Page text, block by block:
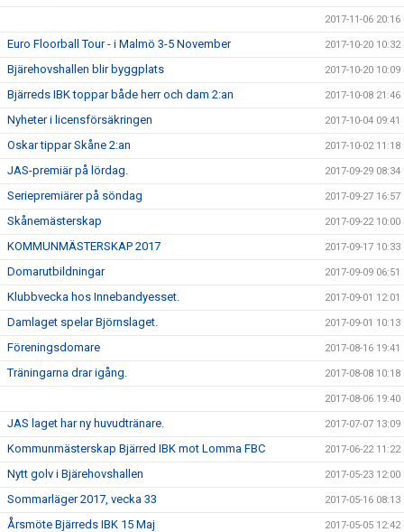
2017-11-06 20:16
Euro Floorball Tour - i Malmö 3-5 November 2017-10-20 10:32
Bjärehovshallen blir byggplats 2017-10-20 10:09
Bjärreds IBK toppar både herr och dam 2:an 2017-10-08 21:46
Nyheter i licensförsäkringen 2017-10-04 09:41
Oskar tippar Skåne 2:an 2017-10-02 11:18
JAS-premiär på lördag. 2017-09-29 08:34
Seriepremiärer på söndag 2017-09-27 16:57
Skånemästerskap 2017-09-22 10:00
KOMMUNMÄSTERSKAP 2017 2017-09-17 10:33
Domarutbildningar 2017-09-09 06:51
Klubbvecka hos Innebandyesset. 2017-09-01 12:01
Damlaget spelar Björnslaget. 2017-09-01 10:13
Föreningsdomare 2017-08-16 19:41
Träningarna drar igång. 2017-08-08 10:18
2017-08-06 19:40
JAS laget har ny huvudtränare. 2017-07-07 13:09
Kommunmästerskap Bjärred IBK mot Lomma FBC 2017-06-22 11:22
Nytt golv i Bjärehovshallen 2017-05-23 12:00
Sommarläger 2017, vecka 33 2017-05-16 08:13
Årsmöte Bjärreds IBK 15 Maj 2017-05-05 12:42